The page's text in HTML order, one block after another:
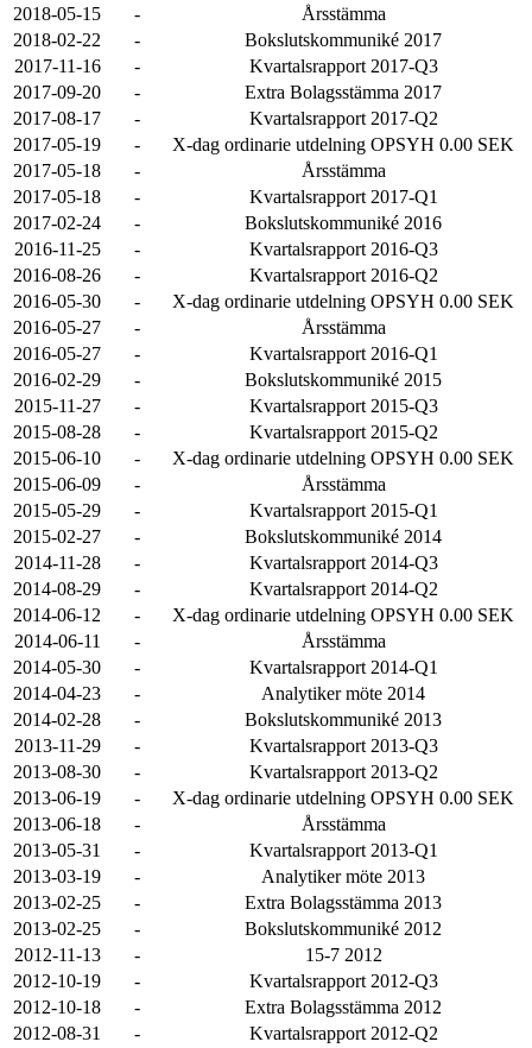
2018-05-15
-
Årsstämma
2018-02-22
-
Bokslutskommuniké 2017
2017-11-16
-
Kvartalsrapport 2017-Q3
2017-09-20
-
Extra Bolagsstämma 2017
2017-08-17
-
Kvartalsrapport 2017-Q2
2017-05-19
-
X-dag ordinarie utdelning OPSYH 0.00 SEK
2017-05-18
-
Årsstämma
2017-05-18
-
Kvartalsrapport 2017-Q1
2017-02-24
-
Bokslutskommuniké 2016
2016-11-25
-
Kvartalsrapport 2016-Q3
2016-08-26
-
Kvartalsrapport 2016-Q2
2016-05-30
-
X-dag ordinarie utdelning OPSYH 0.00 SEK
2016-05-27
-
Årsstämma
2016-05-27
-
Kvartalsrapport 2016-Q1
2016-02-29
-
Bokslutskommuniké 2015
2015-11-27
-
Kvartalsrapport 2015-Q3
2015-08-28
-
Kvartalsrapport 2015-Q2
2015-06-10
-
X-dag ordinarie utdelning OPSYH 0.00 SEK
2015-06-09
-
Årsstämma
2015-05-29
-
Kvartalsrapport 2015-Q1
2015-02-27
-
Bokslutskommuniké 2014
2014-11-28
-
Kvartalsrapport 2014-Q3
2014-08-29
-
Kvartalsrapport 2014-Q2
2014-06-12
-
X-dag ordinarie utdelning OPSYH 0.00 SEK
2014-06-11
-
Årsstämma
2014-05-30
-
Kvartalsrapport 2014-Q1
2014-04-23
-
Analytiker möte 2014
2014-02-28
-
Bokslutskommuniké 2013
2013-11-29
-
Kvartalsrapport 2013-Q3
2013-08-30
-
Kvartalsrapport 2013-Q2
2013-06-19
-
X-dag ordinarie utdelning OPSYH 0.00 SEK
2013-06-18
-
Årsstämma
2013-05-31
-
Kvartalsrapport 2013-Q1
2013-03-19
-
Analytiker möte 2013
2013-02-25
-
Extra Bolagsstämma 2013
2013-02-25
-
Bokslutskommuniké 2012
2012-11-13
-
15-7 2012
2012-10-19
-
Kvartalsrapport 2012-Q3
2012-10-18
-
Extra Bolagsstämma 2012
2012-08-31
-
Kvartalsrapport 2012-Q2